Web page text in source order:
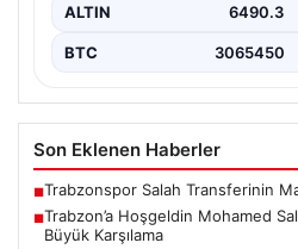
ALTIN 6490.3
BTC 3065450
Son Eklenen Haberler
■Trabzonspor Salah Transferinin
■Trabzon’a Hoşgeldin Mohamed
Büyük Karşılama